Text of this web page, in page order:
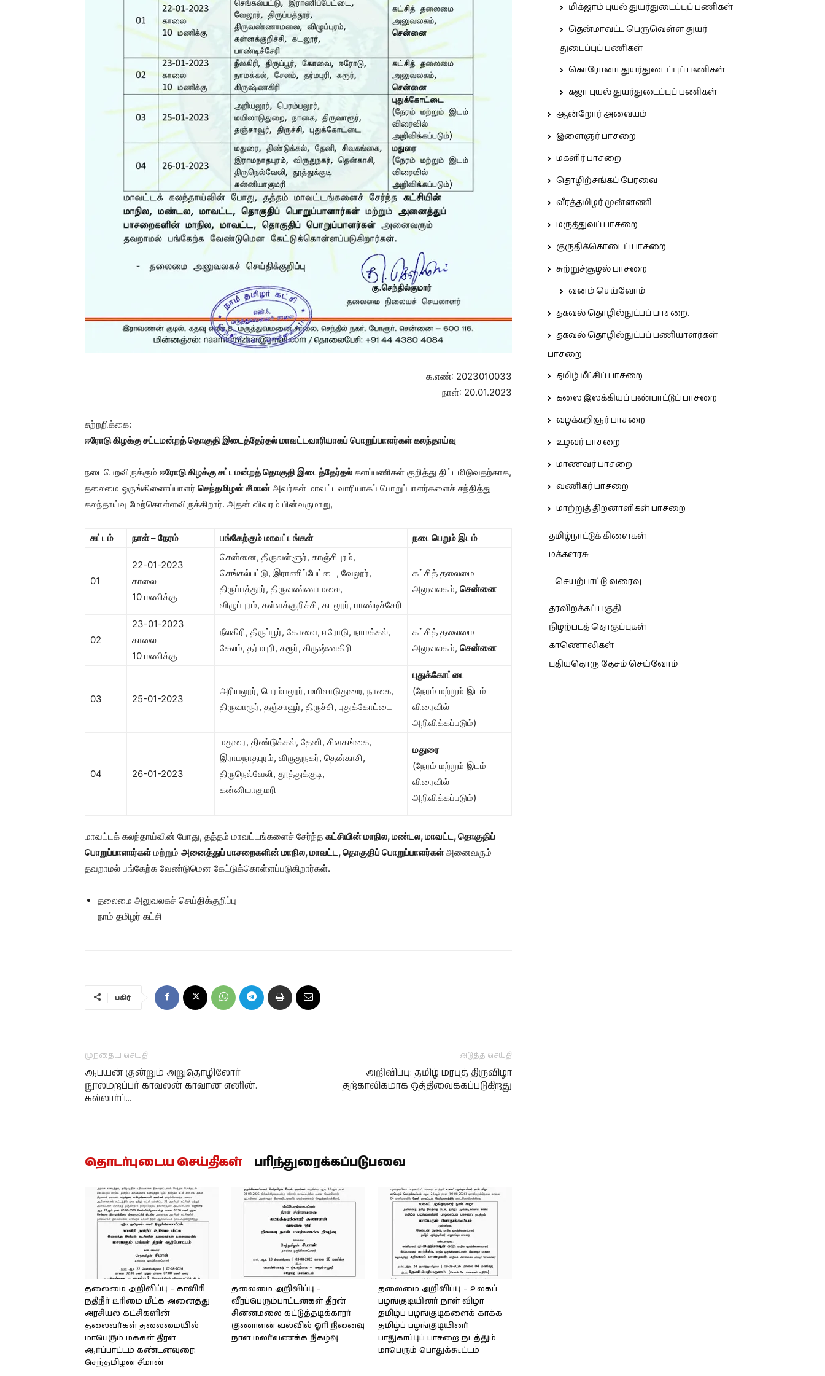
க.எண்: 2023010033
நாள்: 20.01.2023
சுற்றறிக்கை:
ஈரோடு கிழக்கு சட்டமன்றத் தொகுதி இடைத்தேர்தல்மாவட்டவாரியாகப் பொறுப்பாளர்கள் கலந்தாய்வு
நடைபெறவிருக்கும் ஈரோடு கிழக்கு சட்டமன்றத் தொகுதி இடைத்தேர்தல் களப்பணிகள் குறித்து திட்டமிடுவதற்காக,
தலைமை ஒருங்கிணைப்பாளர் செந்தமிழன் சீமான் அவர்கள் மாவட்டவாரியாகப் பொறுப்பாளர்களைச் சந்தித்து
கலந்தாய்வு மேற்கொள்ளவிருக்கிறார். அதன் விவரம் பின்வருமாறு,
கட்டம் நாள் – நேரம் பங்கேற்கும் மாவட்டங்கள் நடைபெறும் இடம்
01
22-01-2023
காலை
10 மணிக்கு
சென்னை, திருவள்ளூர், காஞ்சிபுரம்,
செங்கல்பட்டு, இராணிப்பேட்டை, வேலூர்,
திருப்பத்தூர், திருவண்ணாமலை,
விழுப்புரம், கள்ளக்குறிச்சி, கடலூர், பாண்டிச்சேரி
கட்சித் தலைமை
அலுவலகம், சென்னை
02
23-01-2023
காலை
10 மணிக்கு
நீலகிரி, திருப்பூர், கோவை, ஈரோடு, நாமக்கல்,
சேலம், தர்மபுரி, கரூர், கிருஷ்ணகிரி
கட்சித் தலைமை
அலுவலகம், சென்னை
03 25-01-2023
அரியலூர், பெரம்பலூர், மயிலாடுதுறை, நாகை,
திருவாரூர், தஞ்சாவூர், திருச்சி, புதுக்கோட்டை
புதுக்கோட்டை
(நேரம் மற்றும் இடம்
விரைவில்
அறிவிக்கப்படும்)
04 26-01-2023
மதுரை, திண்டுக்கல், தேனி, சிவகங்கை,
இராமநாதபுரம், விருதுநகர், தென்காசி,
திருநெல்வேலி, தூத்துக்குடி,
கன்னியாகுமரி
மதுரை
(நேரம் மற்றும் இடம்
விரைவில்
அறிவிக்கப்படும்)
மாவட்டக் கலந்தாய்வின் போது, தத்தம் மாவட்டங்களைச் சேர்ந்த கட்சியின் மாநில, மண்டல, மாவட்ட, தொகுதிப்
பொறுப்பாளார்கள்மற்றும் அனைத்துப் பாசறைகளின் மாநில, மாவட்ட, தொகுதிப் பொறுப்பாளர்கள்அனைவரும்
தவறாமல் பங்கேற்க வேண்டுமென கேட்டுக்கொள்ளப்படுகிறார்கள்.
தலைமை அலுவலகச் செய்திக்குறிப்பு
நாம் தமிழர் கட்சி
பகிர்
முந்தைய செய்தி
ஆபயன் குன்றும் அறுதொழிலோர்
நூல்மறப்பர் காவலன் காவான் எனின்.
கல்லார்ப்…
அடுத்த செய்தி
அறிவிப்பு: தமிழ் மரபுத் திருவிழா
தற்காலிகமாக ஒத்திவைக்கப்படுகிறது
தொடர்புடைய செய்திகள் பரிந்துரைக்கப்படுபவை
தலைமை அறிவிப்பு – காவிரி
நதிநீர் உரிமை மீட்க அனைத்து
அரசியல் கட்சிகளின்
தலைவர்கள் தலைமையில்
மாபெரும் மக்கள் திரள்
ஆர்ப்பாட்டம் கண்டனவுரை:
செந்தமிழன் சீமான்
தலைமை அறிவிப்பு –
வீரப்பெரும்பாட்டன்கள் தீரன்
சின்னமலை கட்டுத்தடிக்காரர்
குணாளன் வல்வில் ஓரி நினைவு
நாள் மலர்வணக்க நிகழ்வு
தலைமை அறிவிப்பு – உலகப்
பழங்குடியினர் நாள் விழா
தமிழ்ப் பழங்குடிகளைக் காக்க
தமிழ்ப் பழங்குடியினர்
பாதுகாப்புப் பாசறை நடத்தும்
மாபெரும் பொதுக்கூட்டம்
மிக்ஜாம் புயல் துயர்துடைப்புப் பணிகள்
தென்மாவட்ட பெருவெள்ள துயர்
துடைப்புப் பணிகள்
கொரோனா துயர்துடைப்புப் பணிகள்
கஜா புயல் துயர்துடைப்புப் பணிகள்
ஆன்றோர் அவையம்
இளைஞர் பாசறை
மகளிர் பாசறை
தொழிற்சங்கப் பேரவை
வீரத்தமிழர் முன்னணி
மருத்துவப் பாசறை
குருதிக்கொடைப் பாசறை
சுற்றுச்சூழல் பாசறை
வனம் செய்வோம்
தகவல் தொழில்நுட்பப் பாசறை.
தகவல் தொழில்நுட்பப் பணியாளர்கள்
பாசறை
தமிழ் மீட்சிப் பாசறை
கலை இலக்கியப் பண்பாட்டுப் பாசறை
வழக்கறிஞர் பாசறை
உழவர் பாசறை
மாணவர் பாசறை
வணிகர் பாசறை
மாற்றுத் திறனாளிகள் பாசறை
தமிழ்நாட்டுக் கிளைகள்
மக்களரசு
செயற்பாட்டு வரைவு
தரவிறக்கப் பகுதி
நிழற்படத் தொகுப்புகள்
காணொலிகள்
புதியதொரு தேசம் செய்வோம்